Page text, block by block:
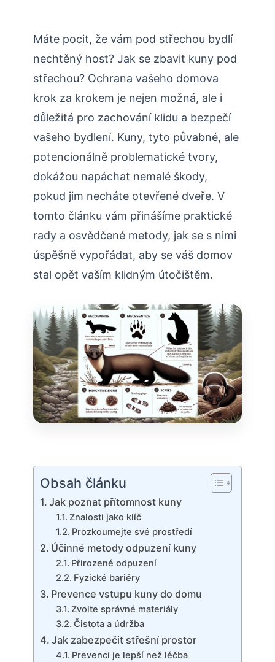
Máte pocit, že vám ‌pod střechou bydlí
nechtěný host? Jak se zbavit kuny pod
⁢střechou? Ochrana ⁣vašeho⁣ domova‌
krok za krokem je nejen možná, ale ⁣i
důležitá pro ⁣zachování klidu a ⁣bezpečí​
vašeho bydlení. ⁢Kuny,⁤ tyto ‍půvabné, ale
potencionálně problematické tvory,
dokážou napáchat​ nemalé škody,
pokud ​jim⁤ necháte otevřené dveře. ⁢V
tomto článku vám přinášíme praktické‌
rady ‌a osvědčené‍ metody, jak se s nimi
úspěšně vypořádat,⁢ aby se váš domov
⁣stal​ opět vaším⁢ klidným útočištěm.
Obsah článku
Jak ⁣poznat přítomnost​ kuny
Znalosti ⁤jako klíč
Prozkoumejte své prostředí
Účinné metody odpuzení⁢ kuny
Přirozené odpuzení
Fyzické bariéry
Prevence⁣ vstupu‍ kuny ​do⁣ domu
Zvolte⁣ správné materiály
Čistota a údržba
Jak zabezpečit střešní prostor
Prevenci je lepší než léčba